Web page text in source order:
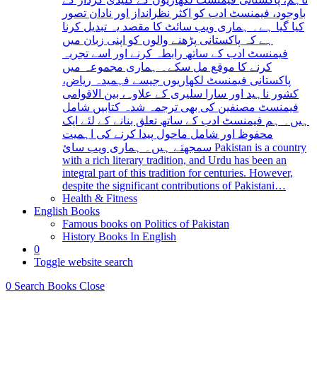
باوجود، فیمنسٹ ادب کو اکثر نظرانداز اور نادان تصور
کیا گیا ہے۔ ہماری ویب سائٹ کا مقصد یہ تبدیل کرنا
ہے کہ پاکستانی پڑھنے والوں کو اپنی زبان میں
فیمنسٹ ادب کے ساتھ رابطہ کرنے اور اسے تجربہ
کرنے کا موقع مل سکے۔ ہماری مجموعہ میں
پاکستانی فیمنسٹ لکھاریوں جیسے فہمیدہ ریاض،
کشور ناہید اور سارا سلیری کے علاوہ، بین الاقوامی
فیمنسٹ مصنفین کی بھی ترجمہ شدہ کتابیں شامل
ہیں۔ ہم فیمنسٹ ادب کے ساتھ تعلق بنانے کے لئے ایک
محفوظ اور شامل ماحول پیدا کرنے کی اہمیت
سمجھتے ہیں۔ ہماری ویب سائ Pakistan is a country
with a rich literary tradition, and Urdu has been an
integral part of this tradition for centuries. However,
despite the significant contributions of Pakistani…
Health & Fitness
English Books
Famous books on Politics of Pakistan
History Books In English
0
Toggle website search
0 Search Books Close